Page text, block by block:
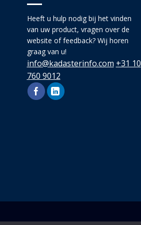
Heeft u hulp nodig bij het vinden
van uw product, vragen over de
website of feedback? Wij horen
graag van u!
info@kadasterinfo.com +31 10
760 9012